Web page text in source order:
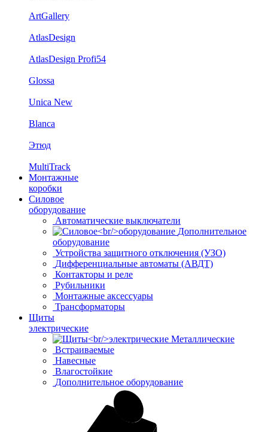
ArtGallery
AtlasDesign
AtlasDesign Profi54
Glossa
Unica New
Blanca
Этюд
MultiTrack
Монтажные
коробки
Силовое
оборудование
Автоматические выключатели
Дополнительное
оборудование
Устройства защитного отключения (УЗО)
Дифференциальные автоматы (АВДТ)
Контакторы и реле
Рубильники
Монтажные аксессуары
Трансформаторы
Щиты
электрические
Металлические
Встраиваемые
Навесные
Влагостойкие
Дополнительное оборудование